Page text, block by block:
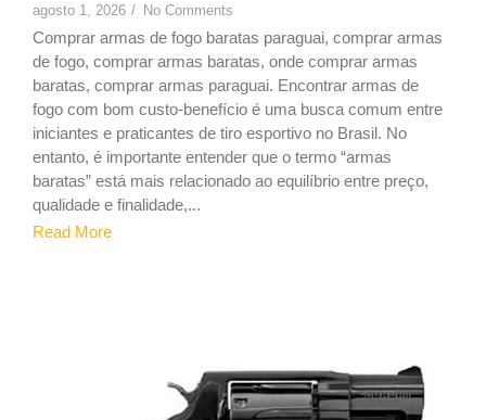
agosto 1, 2026 / No Comments
Comprar armas de fogo baratas paraguai, comprar armas
de fogo, comprar armas baratas, onde comprar armas
baratas, comprar armas paraguai. Encontrar armas de
fogo com bom custo-benefício é uma busca comum entre
iniciantes e praticantes de tiro esportivo no Brasil. No
entanto, é importante entender que o termo “armas
baratas” está mais relacionado ao equilíbrio entre preço,
qualidade e finalidade,...
Read More